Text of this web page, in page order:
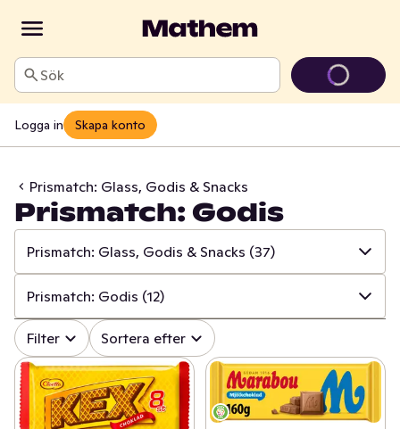
Sök
Logga in Skapa konto
Prismatch: Glass, Godis & Snacks
Prismatch: Godis
Prismatch: Glass, Godis & Snacks (37)
✓ Alla (533)
✓ Prismatch: Frukt & Grönt (13)
✓ Prismatch: Fisk & Skaldjur (13)
✓ Prismatch: Bröd & Bageri (29)
Prismatch: Godis (12)
✓ Alla (37)
✓ Prismatch: Chips & Snacks
✓ Prismatch: Godis (12)
Filter Sortera efter